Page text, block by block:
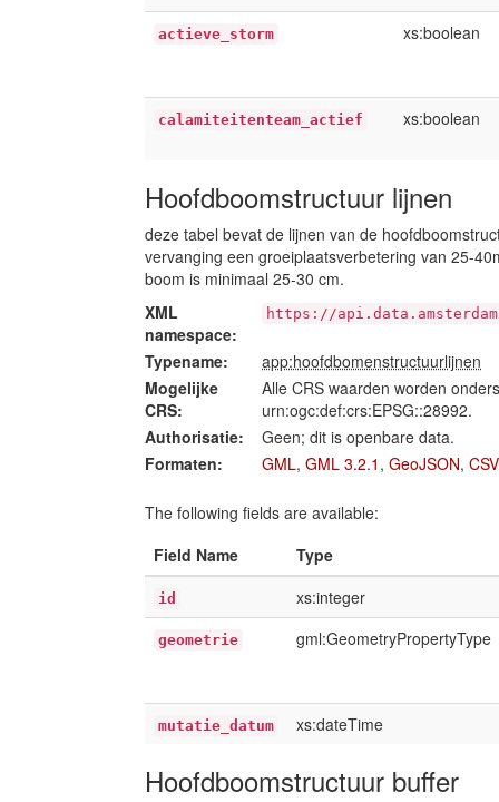
actieve_storm xs:boolean
calamiteitenteam_actief xs:boolean
Hoofdboomstructuur lijnen
deze tabel bevat de lijnen van de
vervanging een groeiplaatsverbetering van 25-
boom is minimaal 25-30 cm.
XML
namespace:
https://
Typename:
app:hoofdbomenstructuurlijnen
Mogelijke
CRS:
Alle CRS waarden worden
urn:ogc:def:crs:EPSG::28992.
Authorisatie:
Geen; dit is openbare data.
Formaten:
GML, GML 3.2.1 , GeoJSON, CSV
The following fields are available:
Field Name
Type
id xs:integer
geometrie gml:GeometryPropertyType
mutatie_datum xs:dateTime
Hoofdboomstructuur buffer